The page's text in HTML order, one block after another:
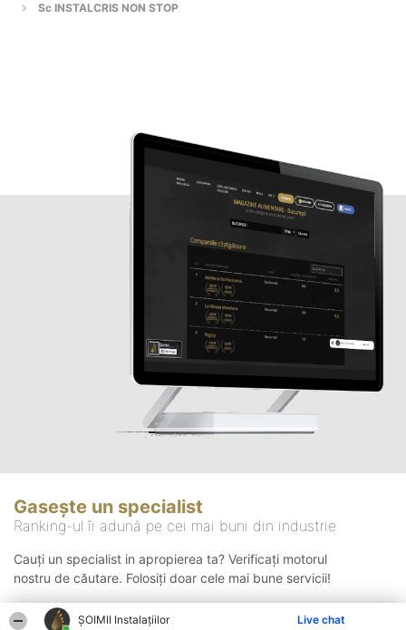
ŞOIMII Instalaţiilor Live chat
Sc INSTALCRIS NON STOP
Gasește un specialist
Ranking-ul îi adună pe cei mai buni din industrie
Cauți un specialist in apropierea ta? Verificați motorul
nostru de căutare. Folosiți doar cele mai bune servicii!